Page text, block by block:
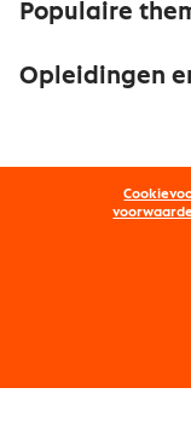
Netwerk en
Word lid van Nevi
Nevi PMI®
Populaire
Onderhandelen
Opleidingen
Opleidingen
Maatwerk
Nevi 1